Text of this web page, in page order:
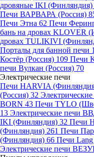
дровяные IKI (Финляндия)
Печи ВАРВАРА (Россия)
Печи Этна 62 Печи
бань на дровах KLOVER
дровах TULIKIVI
Порталы для банной печи
Костёр (Россия) 109 Печи
печи Вулкан (Россия) 70
Электрические печи
Печи HARVIA
(Россия) 32
BORN 43 Печи TYLO
13 Электрические печи
IKI (Финляндия) 32 Печи
(Финляндия) 261 Печи
(Финляндия) 66 Печи Lang
Электрические печи